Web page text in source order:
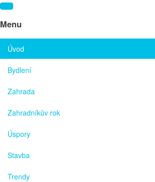
Menu
Úvod
Bydlení
Zahrada
Zahradníkův rok
Úspory
Stavba
Trendy